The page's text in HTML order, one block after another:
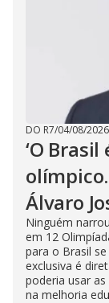
DO R7/04/08/2026
‘O
Álvaro
Ninguém
em 12
para o Brasil
exclusiva é
poderia usar
na melhoria